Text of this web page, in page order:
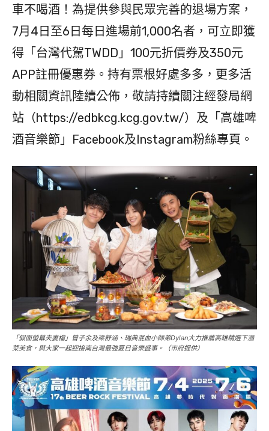
車不喝酒！為提供參與民眾完善的退場方案，
7月4日至6日每日進場前1,000名者，可立即獲
得「台灣代駕TWDD」100元折價券及350元
APP註冊優惠券。持有票根好處多多，更多活
動相關資訊陸續公佈，敬請持續關注經發局網
站（https://edbkcg.kcg.gov.tw/）及「高雄啤
酒音樂節」Facebook及Instagram粉絲專頁。
「假面螢幕夫妻檔」曾子余及梁舒涵、瑞典混血小師弟Dylan大力推薦高雄精選下酒
菜美食，與大家一起迎接南台灣最強夏日音樂盛事。（市府提供）